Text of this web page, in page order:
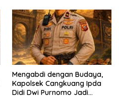
Mengabdi dengan Budaya,
Kapolsek Cangkuang Ipda
Didi Dwi Purnomo Jadi